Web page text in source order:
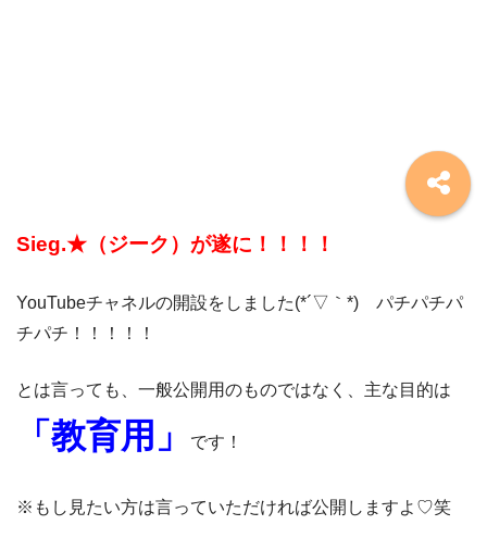
Sieg.★（ジーク）が遂に！！！！
YouTubeチャネルの開設をしました(*´▽｀*) パチパチパ
チパチ！！！！！
とは言っても、一般公開用のものではなく、主な目的は
「教育用」 です！
※もし見たい方は言っていただければ公開しますよ♡笑